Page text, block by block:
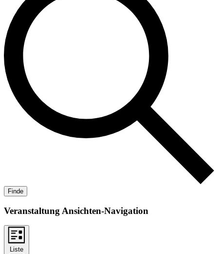
Finde
Veranstaltung Ansichten-Navigation
Liste